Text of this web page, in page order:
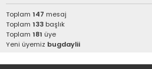
Toplam 147 mesaj
Toplam 133 başlık
Toplam 181 üye
Yeni üyemiz bugdaylii